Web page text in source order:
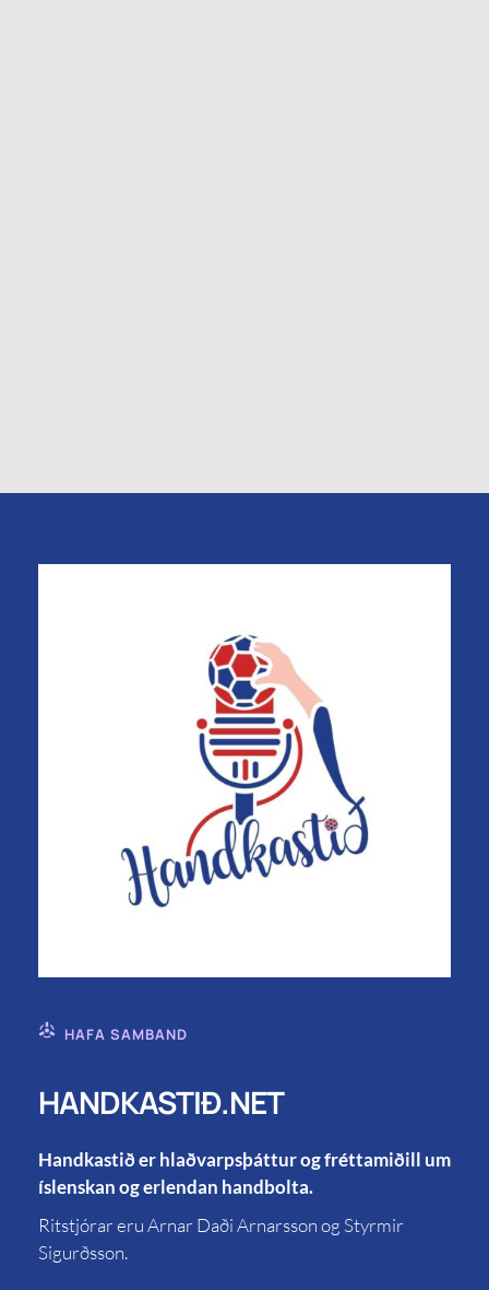
HAFA SAMBAND
HANDKASTIÐ.NET
Handkastið er hlaðvarpsþáttur og fréttamiðill um
íslenskan og erlendan handbolta.
Ritstjórar eru Arnar Daði Arnarsson og Styrmir
Sigurðsson.